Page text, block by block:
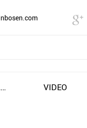
БЕСПЛАТНАЯ ДОСТАВКА И НАЛОГ VIDEO